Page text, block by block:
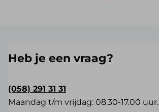
Heb je een vraag?
(058) 291 31 31
Maandag t/m vrijdag: 08.30-17.00 uur.